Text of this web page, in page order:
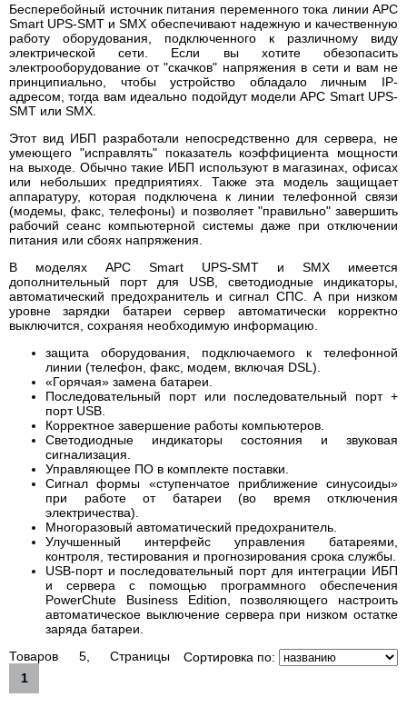
Бесперебойный источник питания переменного тока линии APC
Smart UPS-SMT и SMX обеспечивают надежную и качественную
работу оборудования, подключенного к различному виду
электрической сети. Если вы хотите обезопасить
электрооборудование от "скачков" напряжения в сети и вам не
принципиально, чтобы устройство обладало личным IP-
адресом, тогда вам идеально подойдут модели APC Smart UPS-
SMT или SMX.
Этот вид ИБП разработали непосредственно для сервера, не
умеющего "исправлять" показатель коэффициента мощности
на выходе. Обычно такие ИБП используют в магазинах, офисах
или небольших предприятиях. Также эта модель защищает
аппаратуру, которая подключена к линии телефонной связи
(модемы, факс, телефоны) и позволяет "правильно" завершить
рабочий сеанс компьютерной системы даже при отключении
питания или сбоях напряжения.
В моделях APC Smart UPS-SMT и SMX имеется
дополнительный порт для USB, светодиодные индикаторы,
автоматический предохранитель и сигнал СПС. А при низком
уровне зарядки батареи сервер автоматически корректно
выключится, сохраняя необходимую информацию.
защита оборудования, подключаемого к телефонной
линии (телефон, факс, модем, включая DSL).
«Горячая» замена батареи.
Последовательный порт или последовательный порт +
порт USB.
Корректное завершение работы компьютеров.
Светодиодные индикаторы состояния и звуковая
сигнализация.
Управляющее ПО в комплекте поставки.
Сигнал формы «ступенчатое приближение синусоиды»
при работе от батареи (во время отключения
электричества).
Многоразовый автоматический предохранитель.
Улучшенный интерфейс управления батареями,
контроля, тестирования и прогнозирования срока службы.
USB-порт и последовательный порт для интеграции ИБП
и сервера с помощью программного обеспечения
PowerChute Business Edition, позволяющего настроить
автоматическое выключение сервера при низком остатке
заряда батареи.
Сортировка по:
Товаров 5, Страницы
1